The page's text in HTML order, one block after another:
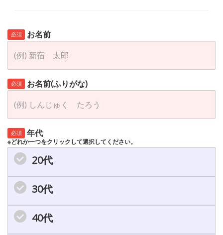
必須 お名前
必須 お名前(ふりがな)
必須 年代
※どれか一つをクリックして選択してください。
20代
30代
40代